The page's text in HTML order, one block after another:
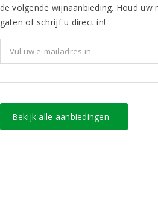
de volgende wijnaanbieding. Houd uw
gaten of schrijf u direct in!
Bekijk alle aanbiedingen